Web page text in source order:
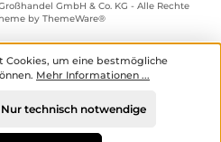
GmbH & Co. KG - Alle Rechte
by ThemeWare®
Cookies, um eine bestmögliche
Mehr Informationen ...
Nur technisch notwendige